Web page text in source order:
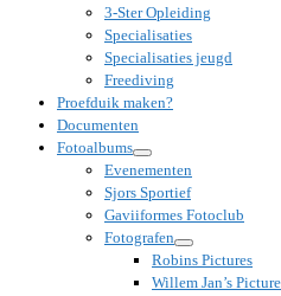
3-Ster Opleiding
Specialisaties
Specialisaties jeugd
Freediving
Proefduik maken?
Documenten
Fotoalbums
Evenementen
Sjors Sportief
Gaviiformes Fotoclub
Fotografen
Robins Pictures
Willem Jan’s